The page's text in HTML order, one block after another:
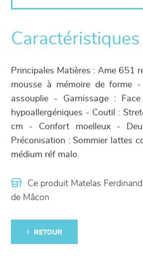
Principales Matières : Ame 651
mousse à mémoire de forme
assouplie - Garnissage :
hypoallergéniques - Coutil :
cm - Confort moelleux -
Préconisation : Sommier lattes
médium réf malo.
Ce produit Matelas
de Mâcon
RETOUR